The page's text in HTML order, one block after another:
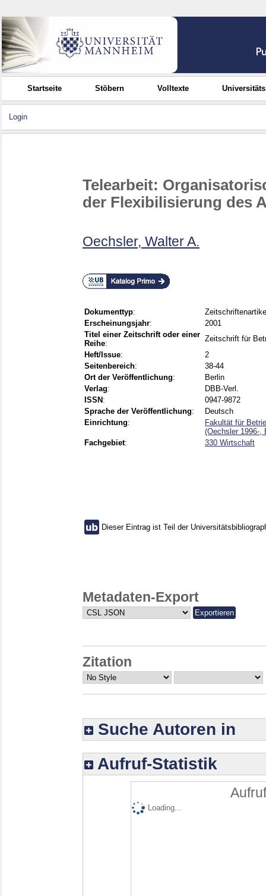
Startseite Stöbern Volltexte
Login
Telearbeit:
der Flexibilisierung des
Oechsler, Walter A.
Dokumenttyp:
Erscheinungsjahr:
2001
Titel einer Zeitschrift oder einer
Reihe:
Zeitschrift für
Heft/Issue:
2
Seitenbereich:
38-44
Ort der Veröffentlichung:
Berlin
Verlag:
DBB-Verl.
ISSN :
0947-9872
Sprache der Veröffentlichung:
Deutsch
Einrichtung:
Fakultät für
(Oechsler 1996-,
Fachgebiet: 330 Wirtschaft
Dieser Eintrag ist Teil der
Metadaten-Export
Zitation
Suche Autoren in
Aufruf-Statistik
Loading...